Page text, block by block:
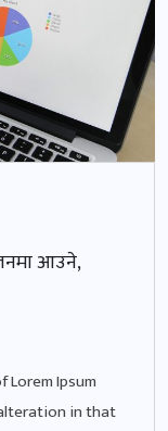
आउने,
Ipsum
in that